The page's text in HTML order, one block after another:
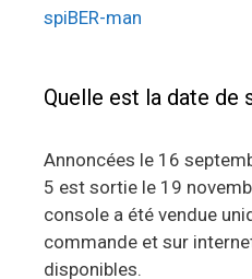
spiBER-man
Quelle est la date de
Annoncées le 16
5 est sortie le 19
console a été vendue
commande et sur
disponibles.